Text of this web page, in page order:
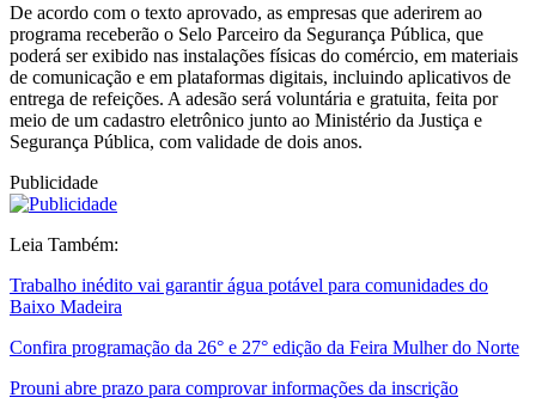
De acordo com o texto aprovado, as empresas que aderirem ao
programa receberão o Selo Parceiro da Segurança Pública, que
poderá ser exibido nas instalações físicas do comércio, em materiais
de comunicação e em plataformas digitais, incluindo aplicativos de
entrega de refeições. A adesão será voluntária e gratuita, feita por
meio de um cadastro eletrônico junto ao Ministério da Justiça e
Segurança Pública, com validade de dois anos.
Publicidade
Leia Também:
Trabalho inédito vai garantir água potável para comunidades do
Baixo Madeira
Confira programação da 26° e 27° edição da Feira Mulher do Norte
Prouni abre prazo para comprovar informações da inscrição